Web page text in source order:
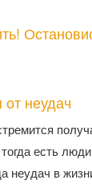
от неудач
есть
неудач в